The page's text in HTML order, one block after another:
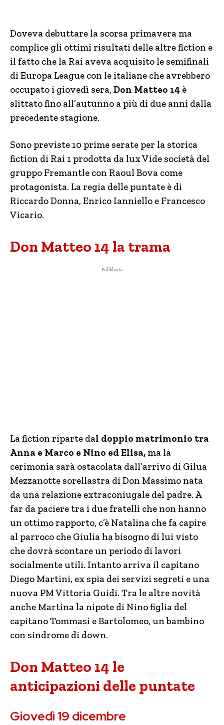
Doveva debuttare la scorsa primavera ma
complice gli ottimi risultati delle altre fiction e
il fatto che la Rai aveva acquisito le semifinali
di Europa League con le italiane che avrebbero
occupato i giovedì sera, Don Matteo 14 è
slittato fino all’autunno a più di due anni dalla
precedente stagione.
Sono previste 10 prime serate per la storica
fiction di Rai 1 prodotta da lux Vide società del
gruppo Fremantle con Raoul Bova come
protagonista. La regia delle puntate è di
Riccardo Donna, Enrico Ianniello e Francesco
Vicario.
Don Matteo 14 la trama
- Pubblicità -
La fiction riparte dal doppio matrimonio tra
Anna e Marco e Nino ed Elisa, ma la
cerimonia sarà ostacolata dall’arrivo di Gilua
Mezzanotte sorellastra di Don Massimo nata
da una relazione extraconiugale del padre. A
far da paciere tra i due fratelli che non hanno
un ottimo rapporto, c’è Natalina che fa capire
al parroco che Giulia ha bisogno di lui visto
che dovrà scontare un periodo di lavori
socialmente utili. Intanto arriva il capitano
Diego Martini, ex spia dei servizi segreti e una
nuova PM Vittoria Guidi. Tra le altre novità
anche Martina la nipote di Nino figlia del
capitano Tommasi e Bartolomeo, un bambino
con sindrome di down.
Don Matteo 14 le
anticipazioni delle puntate
Giovedì 19 dicembre